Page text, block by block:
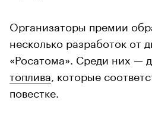
Организаторы премии
несколько разработок от
«Росатома». Среди них —
топлива , которые
повестке.